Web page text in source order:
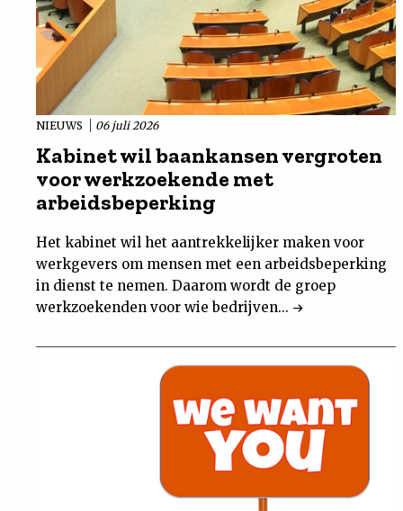
NIEUWS 06 juli 2026
Kabinet wil baankansen vergroten
voor werkzoekende met
arbeidsbeperking
Het kabinet wil het aantrekkelijker maken voor
werkgevers om mensen met een arbeidsbeperking
in dienst te nemen. Daarom wordt de groep
werkzoekenden voor wie bedrijven...